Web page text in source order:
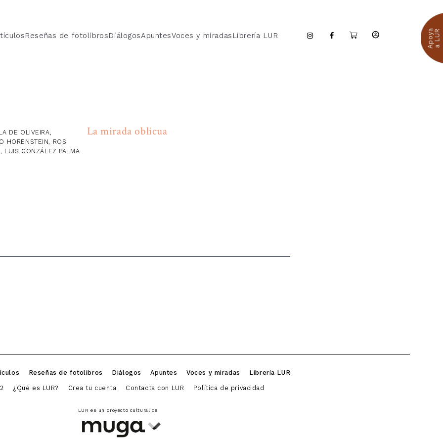
Apoyaa LUR
Reseñas de fotolibrosDiálogosApuntesVoces y miradasLibrería LUR
DE OLIVEIRA,
HORENSTEIN, ROS
LUIS GONZÁLEZ PALMA
La mirada oblicua
Reseñas de fotolibros Diálogos Apuntes Voces y miradas Librería LUR
¿Qué es LUR? Crea tu cuenta Contacta con LUR Política de privacidad
LUR es un proyecto cultural de